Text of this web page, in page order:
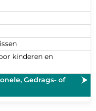
kinderen en
Gedrags- of